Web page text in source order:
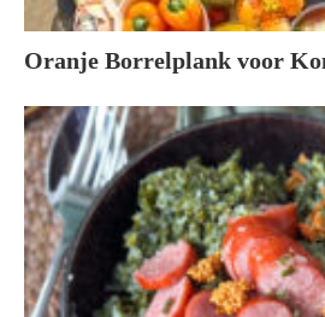
Oranje Borrelplank voor